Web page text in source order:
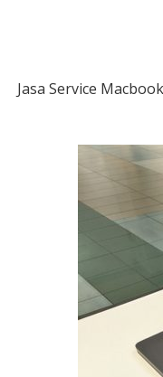
Jasa Service